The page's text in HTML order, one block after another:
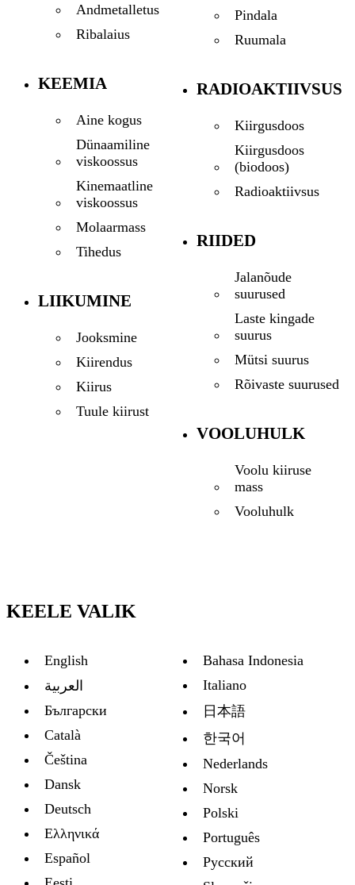
Andmetalletus
Ribalaius
KEEMIA
Aine kogus
Dünaamiline
viskoossus
Kinemaatline
viskoossus
Molaarmass
Tihedus
LIIKUMINE
Jooksmine
Kiirendus
Kiirus
Tuule kiirust
Pindala
Ruumala
RADIOAKTIIVSUS
Kiirgusdoos
Kiirgusdoos
(biodoos)
Radioaktiivsus
RIIDED
Jalanõude
suurused
Laste kingade
suurus
Mütsi suurus
Rõivaste suurused
VOOLUHULK
Voolu kiiruse
mass
Vooluhulk
KEELE VALIK
English
العربية
Български
Català
Čeština
Dansk
Deutsch
Ελληνικά
Español
Bahasa Indonesia
Italiano
日本語
한국어
Nederlands
Norsk
Polski
Português
Русский